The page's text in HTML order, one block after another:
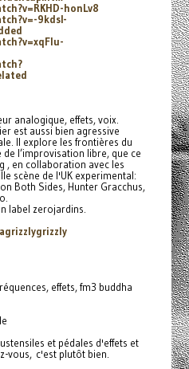
v=RKHD-honLv8
v=-9kdsI-
v=xqFlu-
analogique, effets, voix.
est aussi bien agressive
Il explore les frontières du
l’improvisation libre, que ce
, en collaboration avec les
scène de l'UK experimental:
Both Sides, Hunter Gracchus,
label zerojardins.
effets, fm3 buddha
et pédales d'effets et
vous, c'est plutôt bien.